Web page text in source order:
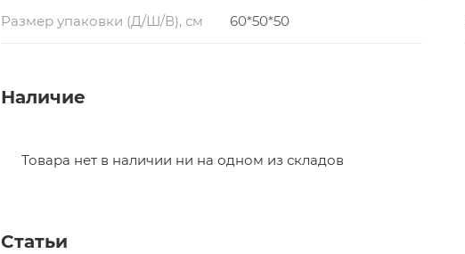
Размер упаковки (Д/Ш/В), см 60*50*50
Наличие
Товара нет в наличии ни на одном из складов
Статьи